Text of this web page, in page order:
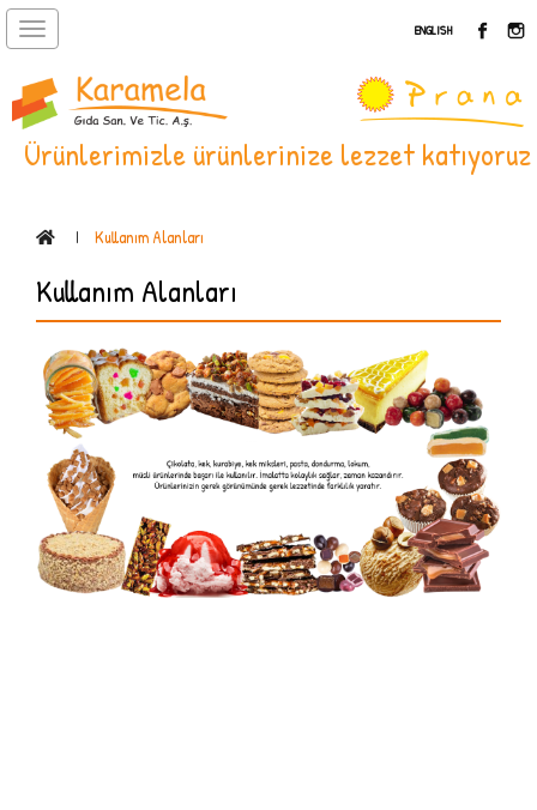
ENGLISH
Ürünlerimizle ürünlerinize lezzet katıyoruz
Toggle
Kullanım Alanları
Kullanım Alanları